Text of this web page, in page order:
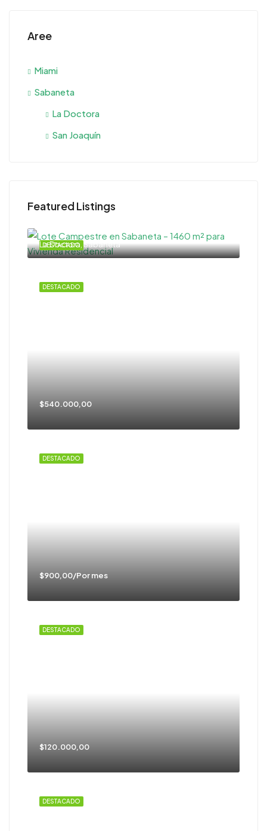
Aree
Miami
Sabaneta
La Doctora
San Joaquín
Featured Listings
DESTACADO
La Doctora, Sabaneta
DESTACADO
$540.000,00
DESTACADO
$900,00/Por mes
DESTACADO
$120.000,00
DESTACADO